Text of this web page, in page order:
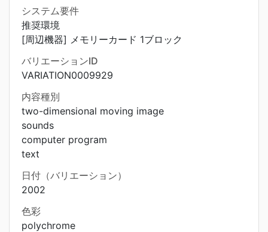
システム要件
推奨環境
[周辺機器] メモリーカード 1ブロック
バリエーションID
VARIATION0009929
内容種別
two-dimensional moving image
sounds
computer program
text
日付（バリエーション）
2002
色彩
polychrome